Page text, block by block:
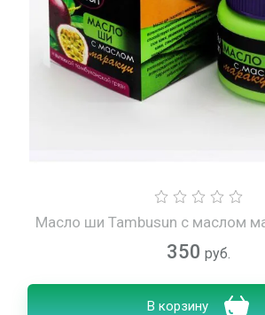
Масло ши Tambusun с маслом
350 руб.
В корзину